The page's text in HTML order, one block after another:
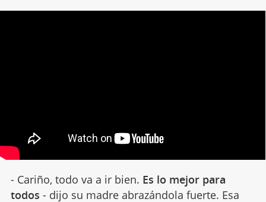
- Cariño, todo va a ir bien. Es lo mejor para
todos - dijo su madre abrazándola fuerte. Esa